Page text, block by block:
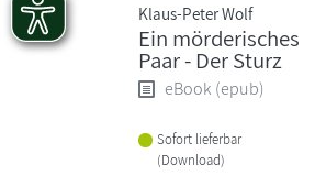
Klaus-Peter Wolf
Ein mörderisches
Paar - Der Sturz
eBook (epub)
Sofort lieferbar
(Download)